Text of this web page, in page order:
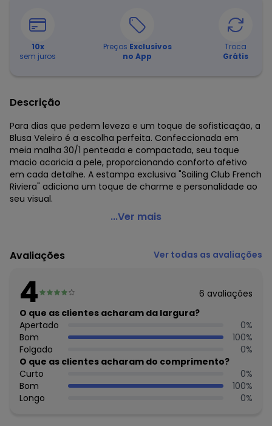
10x
sem juros
Preços Exclusivos
no App
Troca
Grátis
Descrição
Para dias que pedem leveza e um toque de sofisticação, a
Blusa Veleiro é a escolha perfeita. Confeccionada em
meia malha 30/1 penteada e compactada, seu toque
macio acaricia a pele, proporcionando conforto afetivo
em cada detalhe. A estampa exclusiva "Sailing Club French
Riviera" adiciona um toque de charme e personalidade ao
seu visual.
Angel - Blusa Veleiro Bege
Modelagem: Ampla
Comprimento da manga: Curta
Forro: Não
Cinto: Não acompanha
Cintura: Alta
Decote frente: Redondo
Decote costas: Redondo
Fornecedor: FAKINI MALHAS LTDA / CNPJ 50.821.880/0018-8
Feito: BRASIL
Cuidados para conservação do produto: LAVAGEM A
MÃO/TEMPERATURA MÁXIMA 40ºC - NÃO ALVEJAR ¿ NÃO
SECAR EM TAMBOR ¿ TEMPERATURA MÁXIMA DA BASE DO
...Ver mais
Avaliações Ver todas as avaliações
4 6 avaliações
O que as clientes acharam da largura?
Apertado
0%
Bom
100%
Folgado
0%
O que as clientes acharam do comprimento?
Curto
0%
Bom
100%
Longo
0%